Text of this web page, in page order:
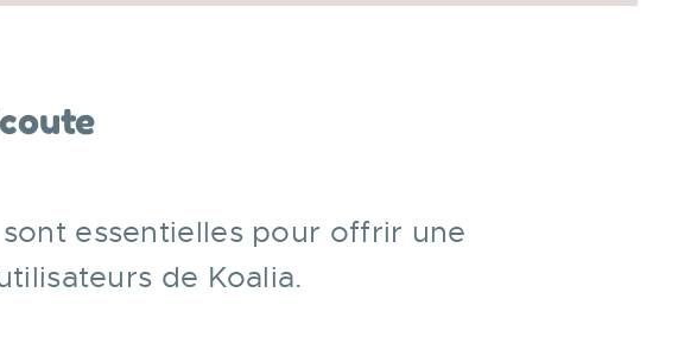
essentielles pour offrir une
de Koalia.